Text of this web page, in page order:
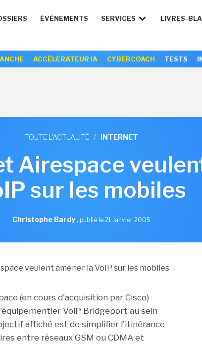
ÉVÉNEMENTS SERVICES LIVRES-
ACCÉLERATEUR IA CYBERCOACH TESTS
TOUTE L'ACTUALITÉ / INTERNET
Airespace
sur les mobiles
Christophe Bardy, publié le 21 Janvier 2005
(en cours d'acquisition par Cisco)
VoiP Bridgeport au sein
affiché est de simplifier l'itinérance
entre réseaux GSM ou CDMA et